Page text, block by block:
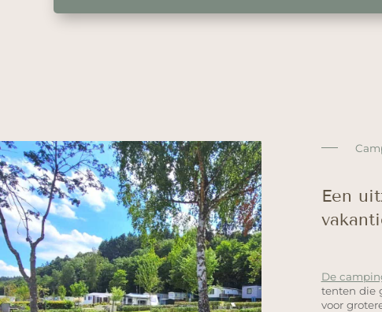
Een
De
tenten die
voor